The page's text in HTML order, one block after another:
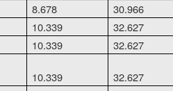
8.678
30.966
10.339
32.627
10.339 32.627
10.339
32.627